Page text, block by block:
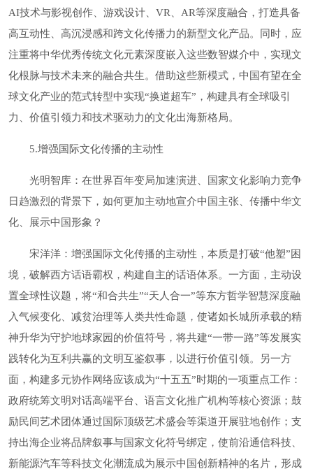
AI技术与影视创作、游戏设计、VR、AR等深度融合，打造具备
高互动性、高沉浸感和跨文化传播力的新型文化产品。同时，应
注重将中华优秀传统文化元素深度嵌入这些数智媒介中，实现文
化根脉与技术未来的融合共生。借助这些新模式，中国有望在全
球文化产业的范式转型中实现“换道超车”，构建具有全球吸引
力、价值引领力和技术驱动力的文化出海新格局。
5.增强国际文化传播的主动性
光明智库：在世界百年变局加速演进、国家文化影响力竞争
日趋激烈的背景下，如何更加主动地宣介中国主张、传播中华文
化、展示中国形象？
宋洋洋：增强国际文化传播的主动性，本质是打破“他塑”困
境，破解西方话语霸权，构建自主的话语体系。一方面，主动设
置全球性议题，将“和合共生”“天人合一”等东方哲学智慧深度融
入气候变化、减贫治理等人类共性命题，使诸如长城所承载的精
神升华为守护地球家园的价值符号，将共建“一带一路”等发展实
践转化为互利共赢的文明互鉴叙事，以进行价值引领。另一方
面，构建多元协作网络应该成为“十五五”时期的一项重点工作：
政府统筹文明对话高端平台、语言文化推广机构等核心资源；鼓
励民间艺术团体通过国际顶级艺术盛会等渠道开展驻地创作；支
持出海企业将品牌叙事与国家文化符号绑定，使前沿通信科技、
新能源汽车等科技文化潮流成为展示中国创新精神的名片，形成